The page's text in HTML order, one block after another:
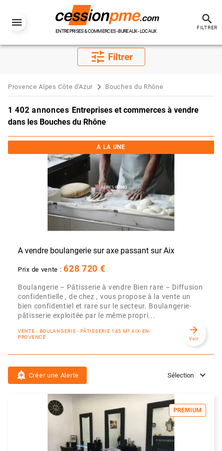
ENTREPRISES & COMMERCES - BUREAUX - LOCAUX
search
FILTRER
tune Filtrer
Provence Alpes Côte d'Azur Bouches du Rhône
1 402 annonces Entreprises et commerces à vendre
dans les Bouches du Rhône
A LA UNE
A vendre boulangerie sur axe passant sur Aix
Prix de vente :628 720 €
Boulangerie – Pâtisserie à vendre Bien rare – Diffusion
confidentielle , de chez , vous propose à la vente un
bien confidentiel et rare sur le secteur. Boulangerie-
pâtisserie exploitée par le même propri...
VENTE - BOULANGERIE - PÂTISSERIE 145 M² AIX-EN-
PROVENCE
arrow_forward
Voir
add_alert Créer une Alerte Sélection
PREMIUM